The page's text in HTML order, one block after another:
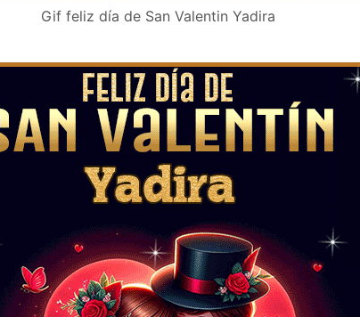
Gif feliz día de San Valentin Yadira